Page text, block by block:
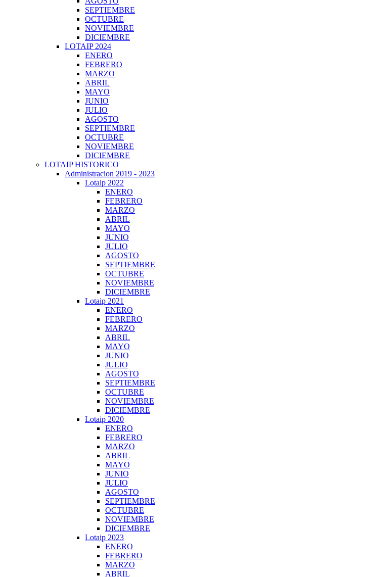
SEPTIEMBRE
OCTUBRE
NOVIEMBRE
DICIEMBRE
LOTAIP 2024
ENERO
FEBRERO
MARZO
ABRIL
MAYO
JUNIO
JULIO
AGOSTO
SEPTIEMBRE
OCTUBRE
NOVIEMBRE
DICIEMBRE
LOTAIP HISTORICO
Administracion 2019 - 2023
Lotaip 2022
ENERO
FEBRERO
MARZO
ABRIL
MAYO
JUNIO
JULIO
AGOSTO
SEPTIEMBRE
OCTUBRE
NOVIEMBRE
DICIEMBRE
Lotaip 2021
ENERO
FEBRERO
MARZO
ABRIL
MAYO
JUNIO
JULIO
AGOSTO
SEPTIEMBRE
OCTUBRE
NOVIEMBRE
DICIEMBRE
Lotaip 2020
ENERO
FEBRERO
MARZO
ABRIL
MAYO
JUNIO
JULIO
AGOSTO
SEPTIEMBRE
OCTUBRE
NOVIEMBRE
DICIEMBRE
Lotaip 2023
ENERO
FEBRERO
MARZO
ABRIL